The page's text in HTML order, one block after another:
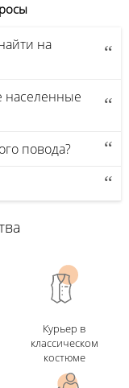
на
населенные
повода?
Курьер в
классическом
костюме